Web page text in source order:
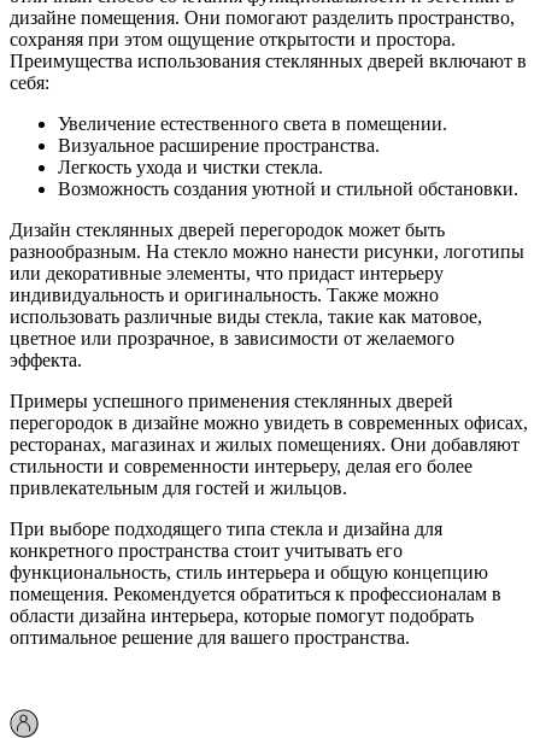
дизайне помещения. Они помогают разделить пространство,
сохраняя при этом ощущение открытости и простора.
Преимущества использования стеклянных дверей включают в
себя:
Увеличение естественного света в помещении.
Визуальное расширение пространства.
Легкость ухода и чистки стекла.
Возможность создания уютной и стильной обстановки.
Дизайн стеклянных дверей перегородок может быть
разнообразным. На стекло можно нанести рисунки, логотипы
или декоративные элементы, что придаст интерьеру
индивидуальность и оригинальность. Также можно
использовать различные виды стекла, такие как матовое,
цветное или прозрачное, в зависимости от желаемого
эффекта.
Примеры успешного применения стеклянных дверей
перегородок в дизайне можно увидеть в современных офисах,
ресторанах, магазинах и жилых помещениях. Они добавляют
стильности и современности интерьеру, делая его более
привлекательным для гостей и жильцов.
При выборе подходящего типа стекла и дизайна для
конкретного пространства стоит учитывать его
функциональность, стиль интерьера и общую концепцию
помещения. Рекомендуется обратиться к профессионалам в
области дизайна интерьера, которые помогут подобрать
оптимальное решение для вашего пространства.